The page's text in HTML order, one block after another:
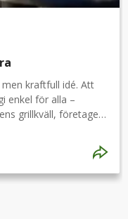
kraftfull idé. Att
enkel för alla –
grillkväll, företagets
Med ett starkt
levererar vi